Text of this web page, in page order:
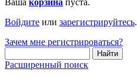
Ваша корзина пуста.
Войдите или зарегистрируйтесь.
Зачем мне регистрироваться?
Расширенный поиск